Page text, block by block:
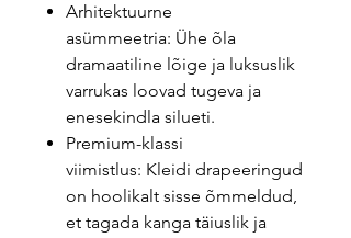
Arhitektuurne
asümmeetria: Ühe õla
dramaatiline lõige ja luksuslik
varrukas loovad tugeva ja
enesekindla silueti.
Premium-klassi
viimistlus: Kleidi drapeeringud
on hoolikalt sisse õmmeldud,
et tagada kanga täiuslik ja